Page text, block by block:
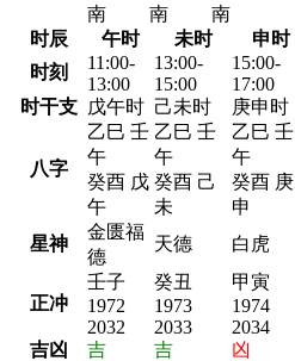
南
南
南
时辰
午时 未时 申时
时刻
11:00-
13:00
13:00-
15:00
15:00-
17:00
时干支
戊午时 己未时 庚申时
八字
乙巳 壬
午
癸酉 戊
午
乙巳 壬
午
癸酉 己
未
乙巳 壬
午
癸酉 庚
申
星神
金匮福
德
天德 白虎
正冲
壬子
1972
2032
癸丑
1973
2033
甲寅
1974
2034
吉凶
吉 吉 凶